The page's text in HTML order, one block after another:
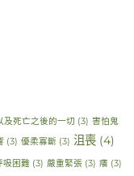
及死亡之後的一切 (3) 害怕鬼
(3) 優柔寡斷 (3) 沮喪 (4)
吸困難 (3) 嚴重緊張 (3) 癢 (3)